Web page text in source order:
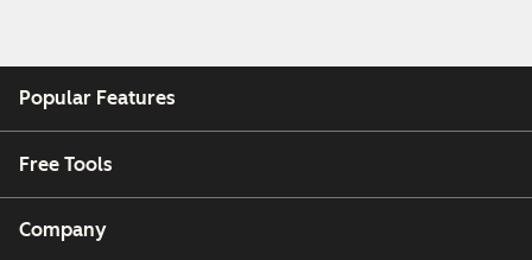
Popular Features
Free Tools
Company